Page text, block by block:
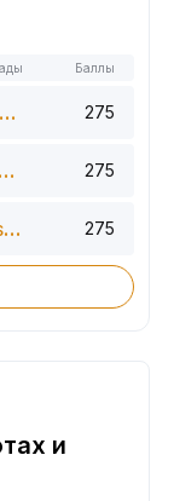
Баллы
275
275
275
и